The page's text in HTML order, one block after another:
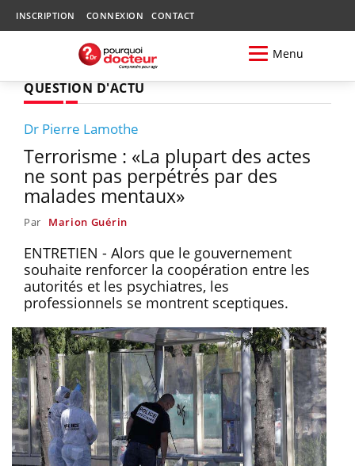
INSCRIPTION CONNEXION CONTACT
Menu
QUESTION D'ACTU
Dr Pierre Lamothe
Terrorisme : «La plupart des actes
ne sont pas perpétrés par des
malades mentaux»
Par Marion Guérin
ENTRETIEN - Alors que le gouvernement
souhaite renforcer la coopération entre les
autorités et les psychiatres, les
professionnels se montrent sceptiques.